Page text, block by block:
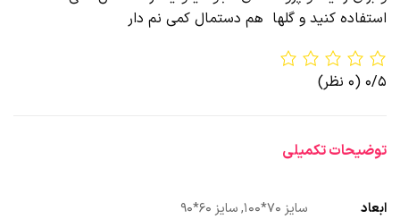
استفاده کنید و گلها هم دستمال کمی نم دار
0/5 (0 نظر)
توضیحات تکمیلی
ابعاد سایز 70*100, سایز 60*90